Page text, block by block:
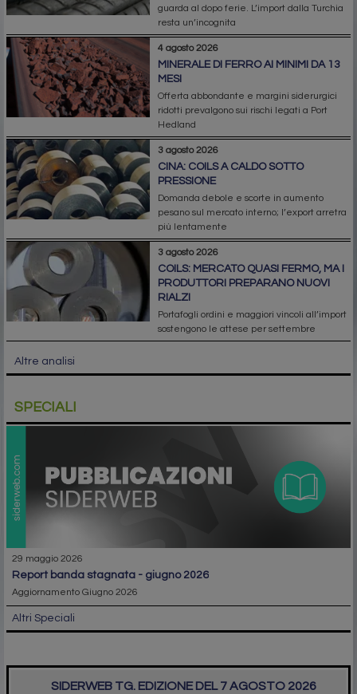
guarda al dopo ferie. L’import dalla Turchia
resta un’incognita
4 agosto 2026
MINERALE DI FERRO AI MINIMI DA 13
MESI
Offerta abbondante e margini siderurgici
ridotti prevalgono sui rischi legati a Port
Hedland
3 agosto 2026
CINA: COILS A CALDO SOTTO
PRESSIONE
Domanda debole e scorte in aumento
pesano sul mercato interno; l’export arretra
più lentamente
3 agosto 2026
COILS: MERCATO QUASI FERMO, MA I
PRODUTTORI PREPARANO NUOVI
RIALZI
Portafogli ordini e maggiori vincoli all’import
sostengono le attese per settembre
Altre analisi
SPECIALI
29 maggio 2026
report banda stagnata - giugno 2026
Aggiornamento Giugno 2026
Altri Speciali
SIDERWEB TG. EDIZIONE DEL 7 AGOSTO 2026